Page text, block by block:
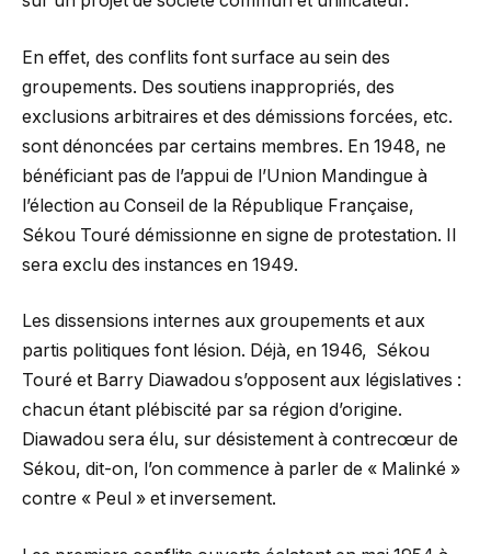
En effet, des conflits font surface au sein des
groupements. Des soutiens inappropriés, des
exclusions arbitraires et des démissions forcées, etc.
sont dénoncées par certains membres. En 1948, ne
bénéficiant pas de l’appui de l’Union Mandingue à
l’élection au Conseil de la République Française,
Sékou Touré démissionne en signe de protestation. Il
sera exclu des instances en 1949.
Les dissensions internes aux groupements et aux
partis politiques font lésion. Déjà, en 1946, Sékou
Touré et Barry Diawadou s’opposent aux législatives :
chacun étant plébiscité par sa région d’origine.
Diawadou sera élu, sur désistement à contrecœur de
Sékou, dit-on, l’on commence à parler de « Malinké »
contre « Peul » et inversement.